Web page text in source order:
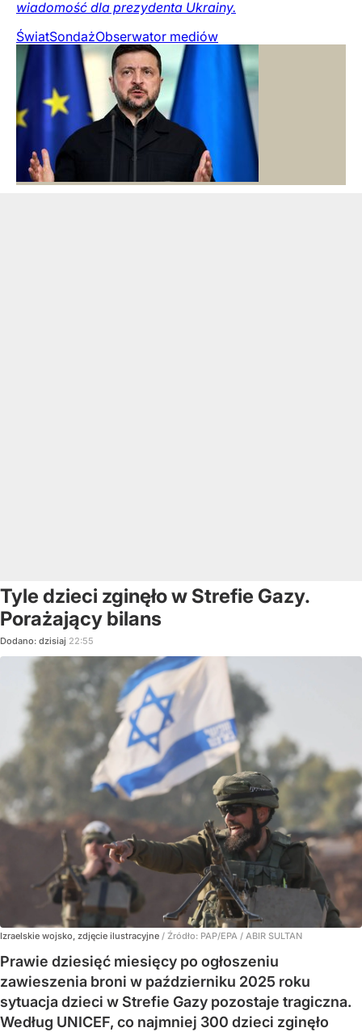
wiadomość dla prezydenta Ukrainy.
ŚwiatSondażObserwator mediów
Tyle dzieci zginęło w Strefie Gazy.
Porażający bilans
Dodano: dzisiaj 22:55
Izraelskie wojsko, zdjęcie ilustracyjne / Źródło: PAP/EPA / ABIR SULTAN
Prawie dziesięć miesięcy po ogłoszeniu
zawieszenia broni w październiku 2025 roku
sytuacja dzieci w Strefie Gazy pozostaje tragiczna.
Według UNICEF, co najmniej 300 dzieci zginęło